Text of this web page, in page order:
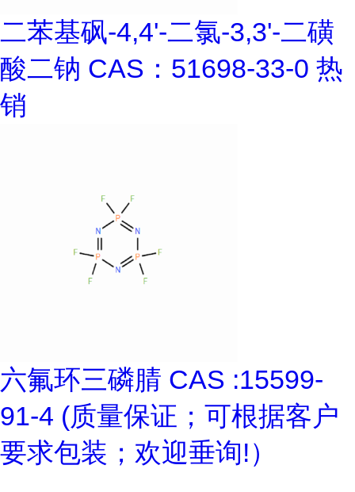
二苯基砜-4,4'-二氯-3,3'-二磺
酸二钠 CAS：51698-33-0 热
销
六氟环三磷腈 CAS :15599-
91-4 (质量保证；可根据客户
要求包装；欢迎垂询!）